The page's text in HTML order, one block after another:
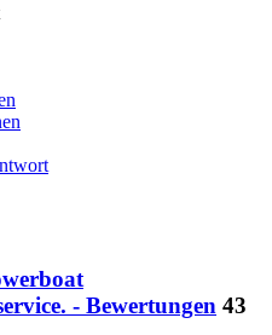
- Bewertungen 43